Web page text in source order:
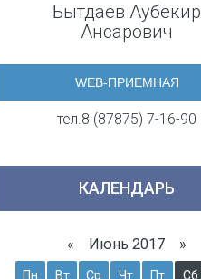
Бытдаев Аубекир
Ансарович
WEB-ПРИЕМНАЯ
тел.8 (87875) 7-16-90
КАЛЕНДАРЬ
« Июнь 2017 »
Пн Вт Ср Чт Пт Сб